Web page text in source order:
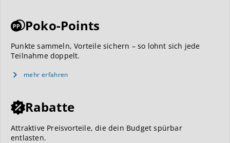
Poko-Points
Punkte sammeln, Vorteile sichern – so lohnt sich jede
Teilnahme doppelt.
mehr erfahren
Rabatte
Attraktive Preisvorteile, die dein Budget spürbar
entlasten.